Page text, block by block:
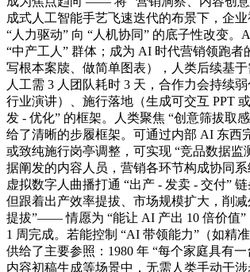
成式人工智能手艺飞速迭代的布景下，企
“人力驱动” 向 “人机协同” 的底子性改变
“中产工人” 群体；成为 AI 时代营销领跑
写根本案牍、做简单图表），人类后续基
人工需 3 人团队耗时 3 天，合作力会持续
行业演讲）、施行落地（生成可交互 PPT
发 - 优化” 的框架。人类聚焦 “创意筛拔取
给了清晰的步履框架。可通过内部 AI 东西
或致纯施行岗亭调整，可实现 “竞品数据
据阐发的内容人员，营销各环节构成协同
虚拟数字人曲播打通 “出产 - 发卖 - 交付”
但跟着出产效率提拔、市场规模扩大，削
提拔”—— 情愿为 “能让 AI 产出 10 倍价值”
1 周完成。若能控制 “AI 带领能力”（如精
供给了主要参照：1980 年 “每个家庭具有
内容初稿生成等场景中，无需人类手动干